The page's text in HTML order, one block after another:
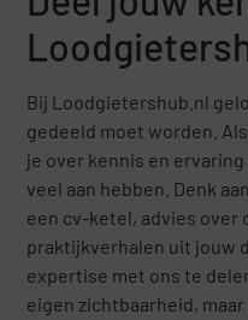
Bij Loodgietershub.nl
gedeeld moet worden.
je over kennis en
veel aan hebben. Denk
een cv-ketel, advies over
praktijkverhalen uit jouw
expertise met ons te
eigen zichtbaarheid,